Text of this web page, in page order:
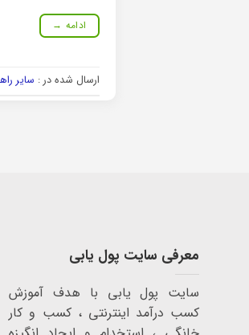
ادامه →
ارسال شده در : سایر
معرفی سایت پول یابی
سایت پول یابی با هدف آموزش
کسب درآمد اینترنتی ، کسب و کار